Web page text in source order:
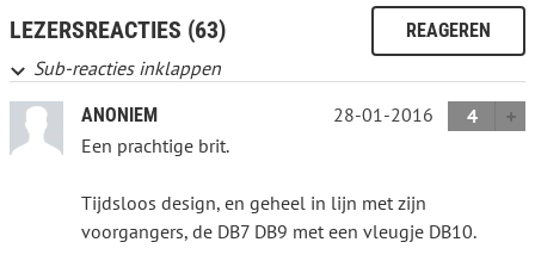
LEZERSREACTIES (63) REAGEREN
Sub-reacties inklappen
ANONIEM 28-01-2016
4
Een prachtige brit.
Tijdsloos design, en geheel in lijn met zijn
voorgangers, de DB7 DB9 met een vleugje DB10.